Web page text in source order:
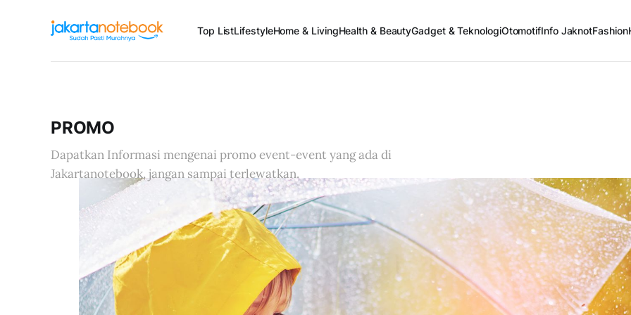
Top ListLifestyleHome & LivingHealth & BeautyGadget & TeknologiOtomotifInfo JaknotFashion
PROMO
Dapatkan Informasi mengenai promo event-event yang ada di
Jakartanotebook, jangan sampai terlewatkan.